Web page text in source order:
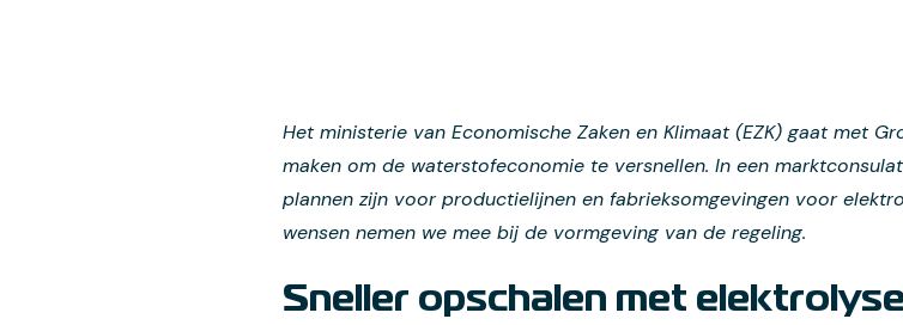
Het ministerie van Economische Zaken en Klimaat (EZK) gaat met
maken om de waterstofeconomie te versnellen. In een
plannen zijn voor productielijnen en fabrieksomgevingen voor
wensen nemen we mee bij de vormgeving van de regeling.
Sneller opschalen met